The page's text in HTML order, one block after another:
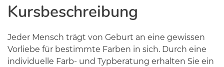
Kursbeschreibung
Jeder Mensch trägt von Geburt an eine gewissen
Vorliebe für bestimmte Farben in sich. Durch eine
individuelle Farb- und Typberatung erhalten Sie ein